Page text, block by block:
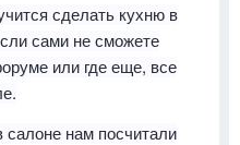
сделать кухню в
сами не сможете
или где еще, все
нам посчитали